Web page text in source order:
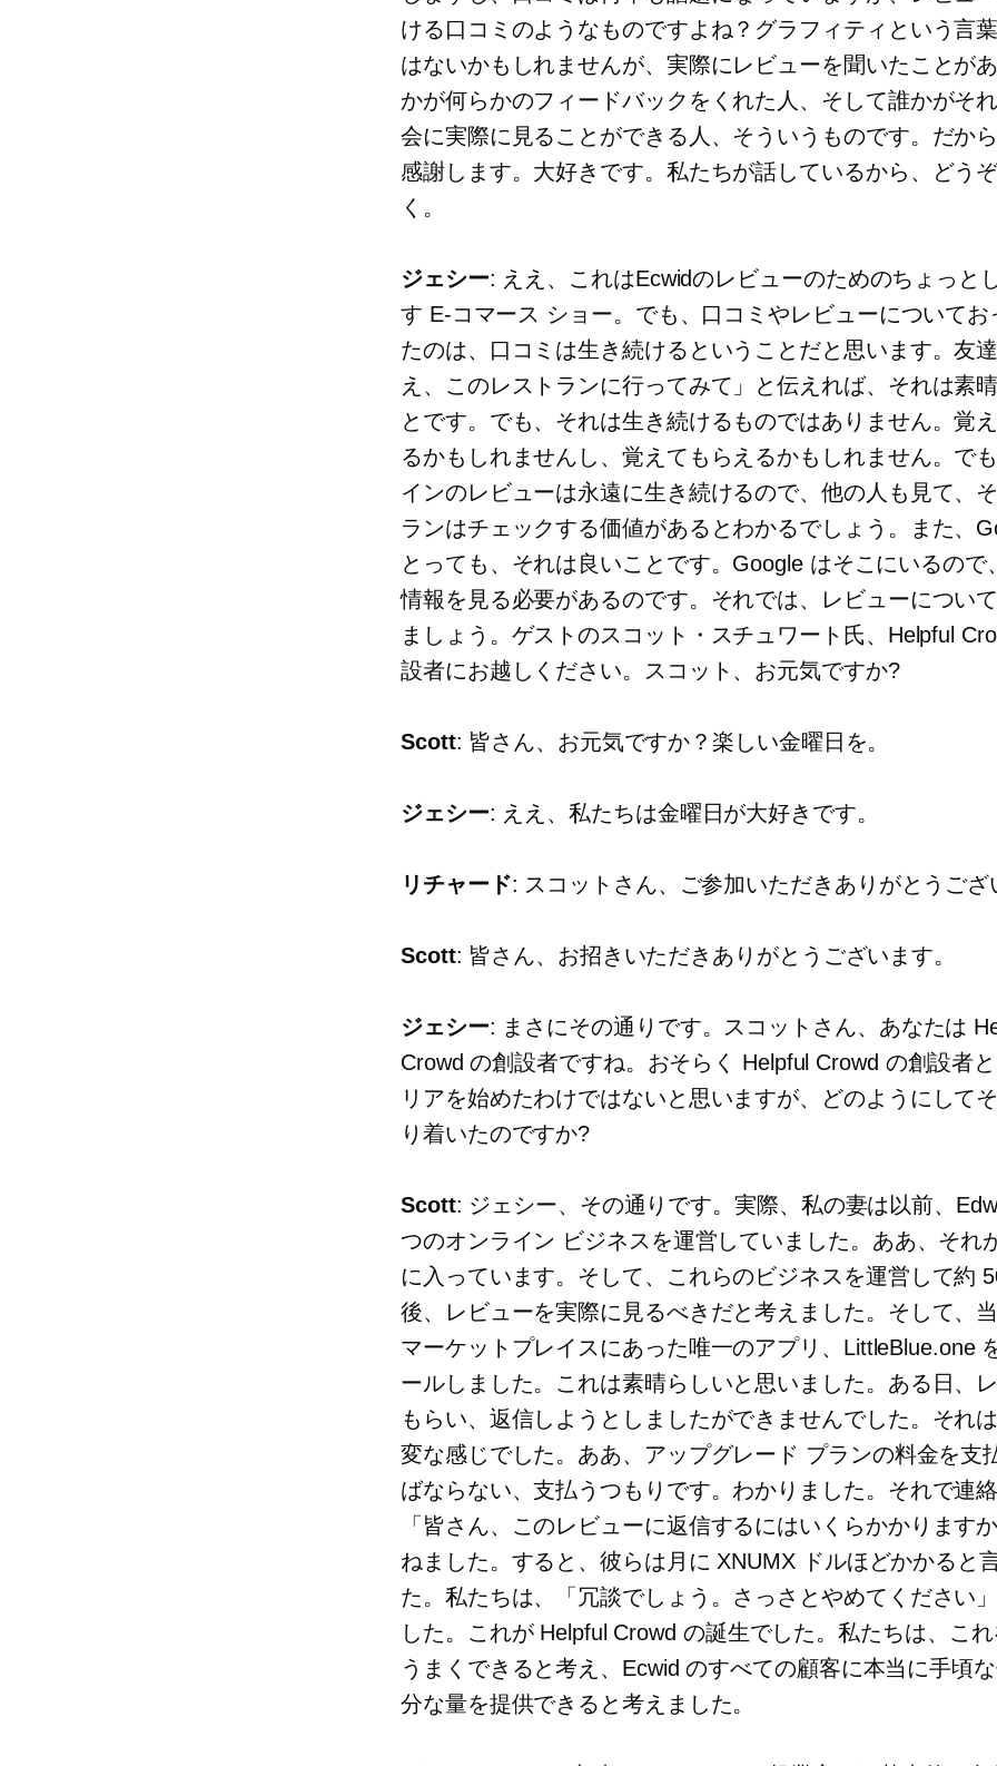
ける口コミのようなものですよね？グラフィティという言
はないかもしれませんが、実際にレビューを聞いたことが
かが何らかのフィードバックをくれた人、そして誰かがそ
会に実際に見ることができる人、そういうものです。だか
感謝します。大好きです。私たちが話しているから、どう
く。
ジェシー: ええ、これはEcwidのレビューのためのちょっと
す E-コマース ショー。でも、口コミやレビューについてお
たのは、口コミは生き続けるということだと思います。友
え、このレストランに行ってみて」と伝えれば、それは素
とです。でも、それは生き続けるものではありません。覚
るかもしれませんし、覚えてもらえるかもしれません。で
インのレビューは永遠に生き続けるので、他の人も見て、
ランはチェックする価値があるとわかるでしょう。また、
とっても、それは良いことです。Google はそこにいるので
情報を見る必要があるのです。それでは、レビューについ
ましょう。ゲストのスコット・スチュワート氏、Helpful
設者にお越しください。スコット、お元気ですか?
Scott: 皆さん、お元気ですか？楽しい金曜日を。
ジェシー: ええ、私たちは金曜日が大好きです。
リチャード: スコットさん、ご参加いただきありがとうござ
Scott: 皆さん、お招きいただきありがとうございます。
ジェシー: まさにその通りです。スコットさん、あなたは
Crowd の創設者ですね。おそらく Helpful Crowd の創設者
リアを始めたわけではないと思いますが、どのようにして
り着いたのですか?
Scott: ジェシー、その通りです。実際、私の妻は以前、
つのオンライン ビジネスを運営していました。ああ、それ
に入っています。そして、これらのビジネスを運営して約
後、レビューを実際に見るべきだと考えました。そして、
マーケットプレイスにあった唯一のアプリ、LittleBlue.one
ールしました。これは素晴らしいと思いました。ある日、
もらい、返信しようとしましたができませんでした。それ
変な感じでした。ああ、アップグレード プランの料金を支
ばならない、支払うつもりです。わかりました。それで連
「皆さん、このレビューに返信するにはいくらかかります
ねました。すると、彼らは月に XNUMX ドルほどかかると
た。私たちは、「冗談でしょう。さっさとやめてください
した。これが Helpful Crowd の誕生でした。私たちは、こ
うまくできると考え、Ecwid のすべての顧客に本当に手頃
分な量を提供できると考えました。